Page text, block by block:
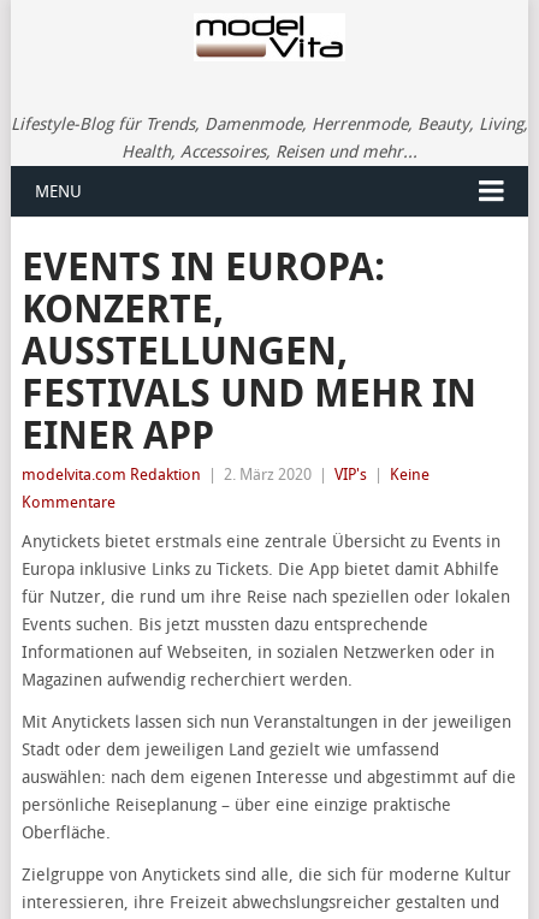
Lifestyle-Blog für Trends, Damenmode, Herrenmode, Beauty, Living,
Health, Accessoires, Reisen und mehr...
MENU
EVENTS IN EUROPA:
KONZERTE,
AUSSTELLUNGEN,
FESTIVALS UND MEHR IN
EINER APP
modelvita.com Redaktion 2. März 2020 VIP's
Keine
Kommentare
Anytickets bietet erstmals eine zentrale Übersicht zu Events in
Europa inklusive Links zu Tickets. Die App bietet damit Abhilfe
für Nutzer, die rund um ihre Reise nach speziellen oder lokalen
Events suchen. Bis jetzt mussten dazu entsprechende
Informationen auf Webseiten, in sozialen Netzwerken oder in
Magazinen aufwendig recherchiert werden.
Mit Anytickets lassen sich nun Veranstaltungen in der jeweiligen
Stadt oder dem jeweiligen Land gezielt wie umfassend
auswählen: nach dem eigenen Interesse und abgestimmt auf die
persönliche Reiseplanung – über eine einzige praktische
Oberfläche.
Zielgruppe von Anytickets sind alle, die sich für moderne Kultur
interessieren, ihre Freizeit abwechslungsreicher gestalten und